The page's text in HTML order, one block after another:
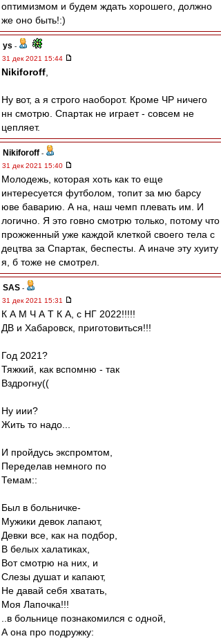
оптимизмом и будем ждать хорошего, должно
же оно быть!:)
ys -
31 дек 2021 15:44
Nikiforoff
Ну вот, а я строго наоборот. Кроме ЧР ничего
нн смотрю. Спартак не играет - совсем не
цепляет.
Nikiforoff -
31 дек 2021 15:40
Молодежь, которая хоть как то еще
интересуется футболом, топит за мю барсу
юве баварию. А на, наш чемп плевать им. И
логично. Я это говно смотрю только, потому что
прожженный уже каждой клеткой своего тела с
децтва за Спартак, беспесты. А иначе эту хуиту
я, б тоже не смотрел.
SAS -
31 дек 2021 15:31
К А М Ч А Т К А, с НГ 2022!!!!!
ДВ и Хабаровск, приготовиться!!!
Год 2021?
Тяжкий, как вспомню - так
Вздрогну((
Ну иии?
Жить то надо...
И пройдусь экспромтом,
Переделав немного по
Темам::
Был в больничке-
Мужики девок лапают,
Девки все, как на подбор,
В белых халатиках,
Вот смотрю на них, и
Слезы душат и капают,
Не давай себя хватать,
Моя Лапочка!!!
..в больнице познакомился с одной,
А она про подружку: